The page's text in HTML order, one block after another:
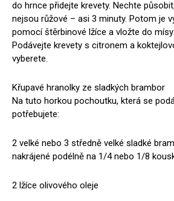
do hrnce přidejte krevety. Nechte
nejsou růžové – asi 3 minuty. Potom je
pomocí štěrbinové lžíce a vložte do
Podávejte krevety s citronem a
vyberete.
Křupavé hranolky ze sladkých brambor
Na tuto horkou pochoutku, která se
potřebujete:
2 velké nebo 3 středně velké sladké
nakrájené podélně na 1/4 nebo 1/8
2 lžíce olivového oleje